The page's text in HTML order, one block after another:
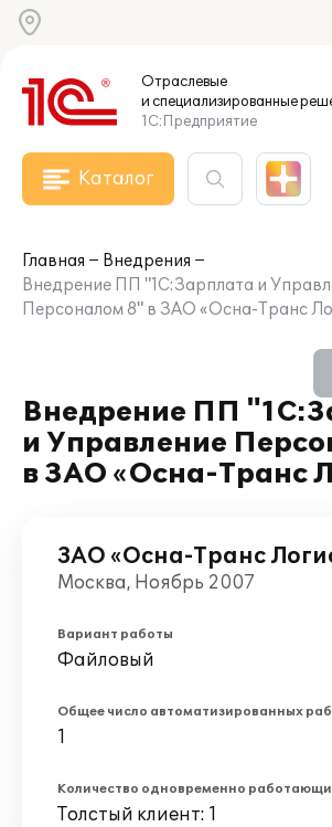
Отраслевые
и специализированные
1С:Предприятие
Каталог
Главная
Внедрения
Внедрение ПП "1С:Зарплата и
Персоналом 8" в ЗАО «Осна-Транс
Внедрение ПП
и Управление
в ЗАО «Осна-Транс
ЗАО «Осна-Транс
Москва, Ноябрь 2007
Вариант работы
Файловый
Общее число автоматизированных
1
Количество одновременно
Толстый клиент: 1